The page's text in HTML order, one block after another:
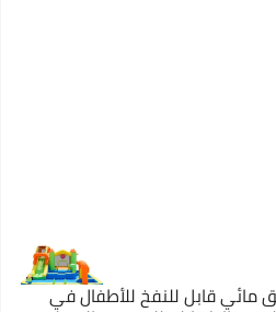
مائي قابل للنفخ للأطفال في